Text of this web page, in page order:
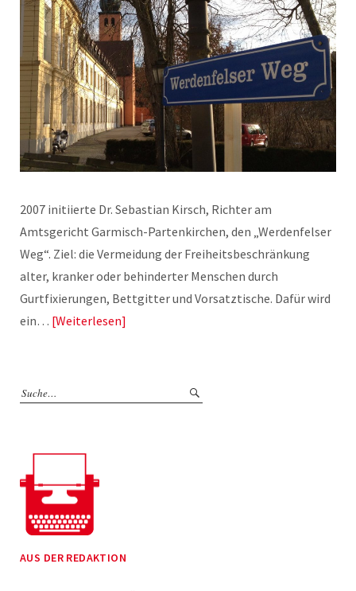
2007 initiierte Dr. Sebastian Kirsch, Richter am
Amtsgericht Garmisch-Partenkirchen, den „Werdenfelser
Weg“. Ziel: die Vermeidung der Freiheitsbeschränkung
alter, kranker oder behinderter Menschen durch
Gurtfixierungen, Bettgitter und Vorsatztische. Dafür wird
ein… Weiterlesen
AUS DER REDAKTION